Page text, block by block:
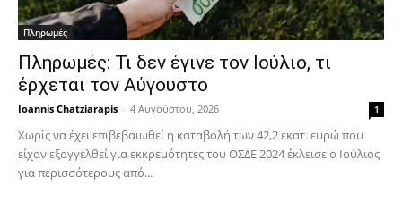
Πληρωμές
Πληρωμές: Τι δεν έγινε τον Ιούλιο, τι
έρχεται τον Αύγουστο
Ioannis Chatziarapis - 4 Αυγούστου, 2026 1
Χωρίς να έχει επιβεβαιωθεί η καταβολή των 42,2 εκατ. ευρώ που
είχαν εξαγγελθεί για εκκρεμότητες του ΟΣΔΕ 2024 έκλεισε ο Ιούλιος
για περισσότερους από...